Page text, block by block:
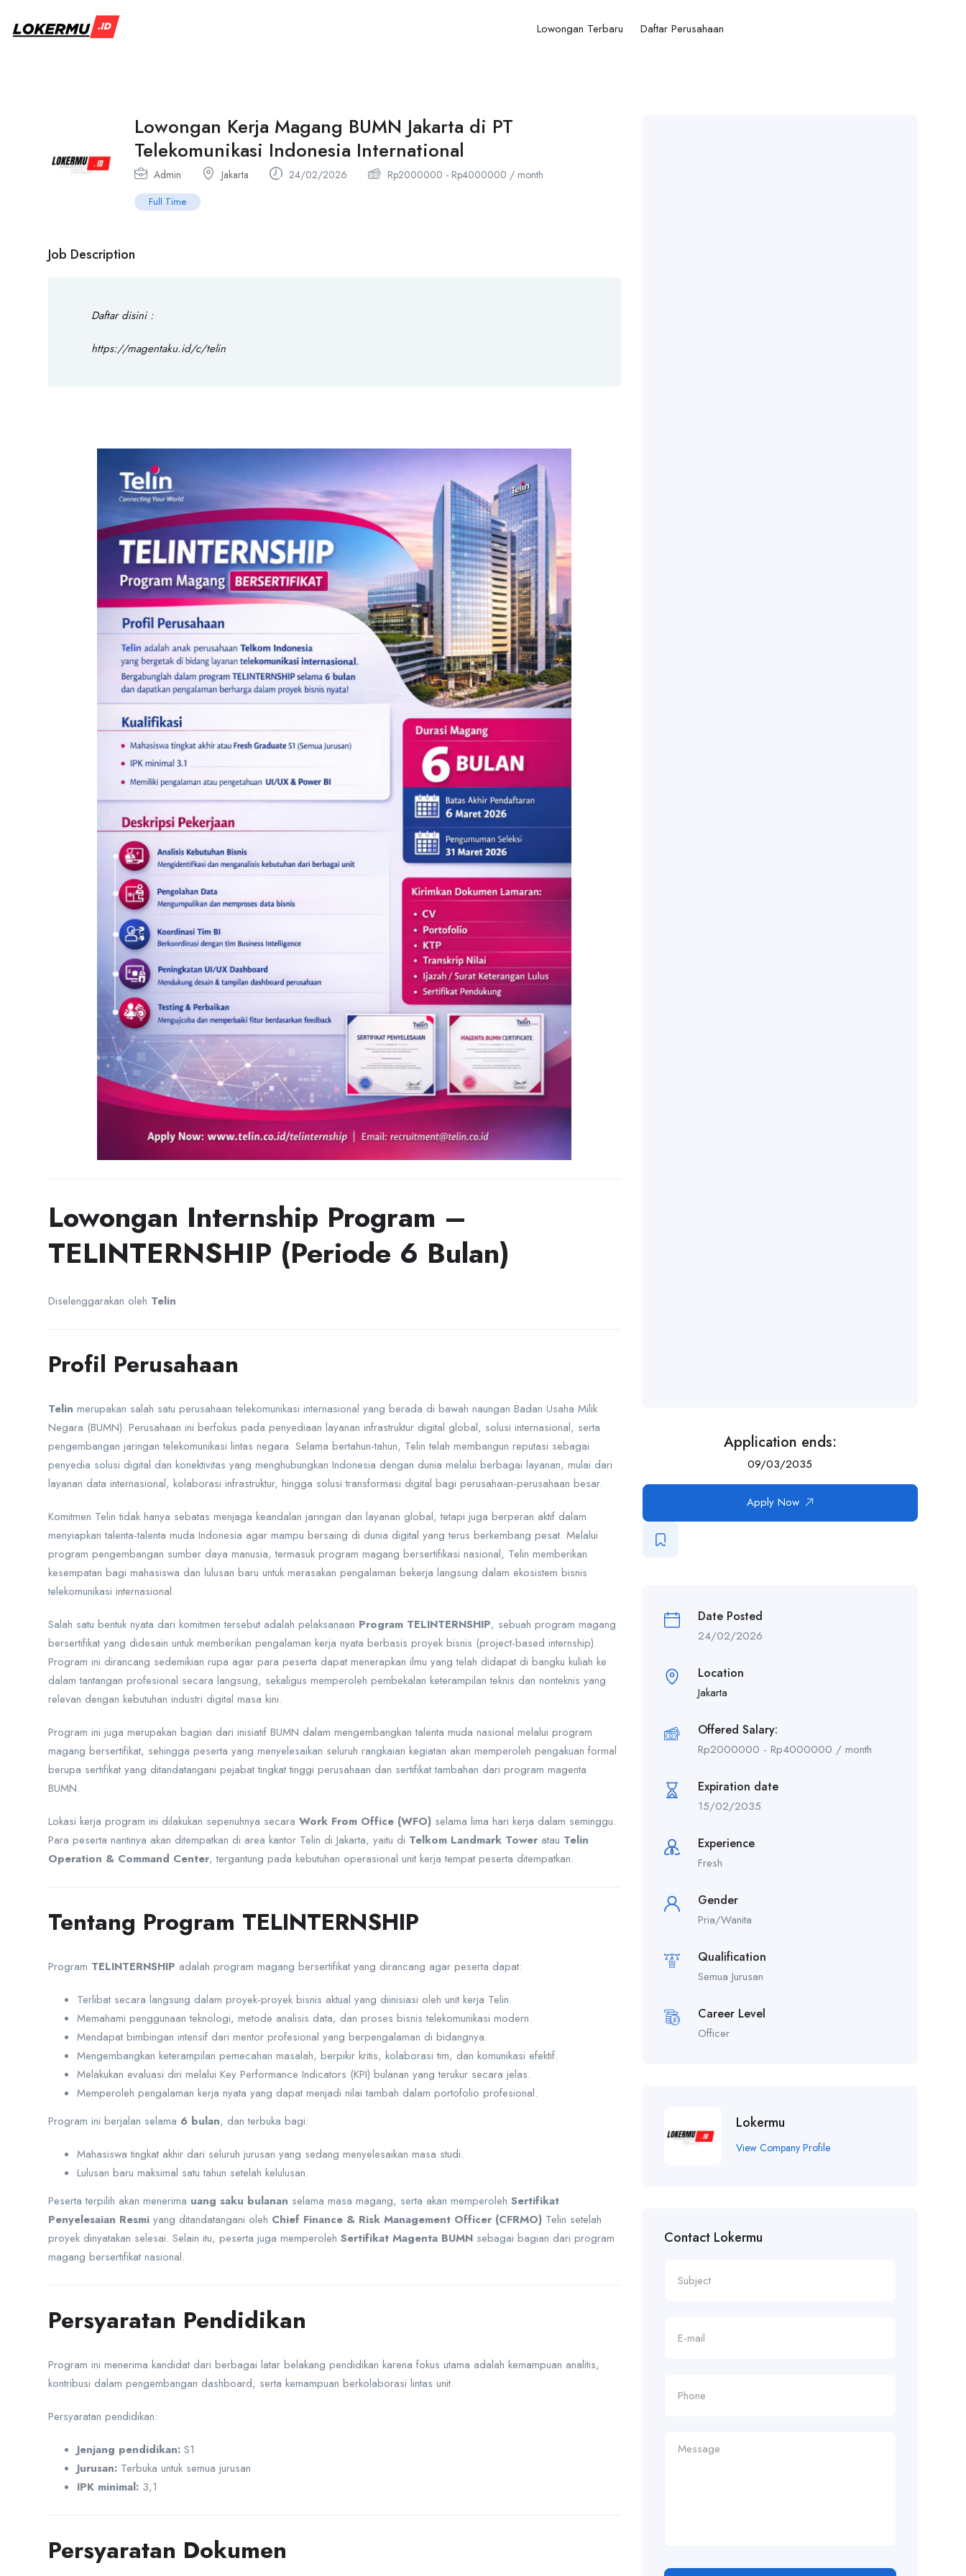
Lowongan Terbaru Daftar Perusahaan
Lowongan Kerja Magang BUMN Jakarta di PT
Telekomunikasi Indonesia International
Admin Jakarta 24/02/2026 Rp2000000 - Rp4000000 / month
Full Time
Job Description
Daftar disini :
https://magentaku.id/c/telin
Lowongan Internship Program –
TELINTERNSHIP (Periode 6 Bulan)
Diselenggarakan oleh Telin
Profil Perusahaan
Telin merupakan salah satu perusahaan telekomunikasi internasional yang berada di bawah naungan Badan Usaha Milik
Negara (BUMN). Perusahaan ini berfokus pada penyediaan layanan infrastruktur digital global, solusi internasional, serta
pengembangan jaringan telekomunikasi lintas negara. Selama bertahun-tahun, Telin telah membangun reputasi sebagai
penyedia solusi digital dan konektivitas yang menghubungkan Indonesia dengan dunia melalui berbagai layanan, mulai dari
layanan data internasional, kolaborasi infrastruktur, hingga solusi transformasi digital bagi perusahaan-perusahaan besar.
Komitmen Telin tidak hanya sebatas menjaga keandalan jaringan dan layanan global, tetapi juga berperan aktif dalam
menyiapkan talenta-talenta muda Indonesia agar mampu bersaing di dunia digital yang terus berkembang pesat. Melalui
program pengembangan sumber daya manusia, termasuk program magang bersertifikasi nasional, Telin memberikan
kesempatan bagi mahasiswa dan lulusan baru untuk merasakan pengalaman bekerja langsung dalam ekosistem bisnis
telekomunikasi internasional.
Salah satu bentuk nyata dari komitmen tersebut adalah pelaksanaan Program TELINTERNSHIP, sebuah program magang
bersertifikat yang didesain untuk memberikan pengalaman kerja nyata berbasis proyek bisnis (project-based internship).
Program ini dirancang sedemikian rupa agar para peserta dapat menerapkan ilmu yang telah didapat di bangku kuliah ke
dalam tantangan profesional secara langsung, sekaligus memperoleh pembekalan keterampilan teknis dan nonteknis yang
relevan dengan kebutuhan industri digital masa kini.
Program ini juga merupakan bagian dari inisiatif BUMN dalam mengembangkan talenta muda nasional melalui program
magang bersertifikat, sehingga peserta yang menyelesaikan seluruh rangkaian kegiatan akan memperoleh pengakuan formal
berupa sertifikat yang ditandatangani pejabat tingkat tinggi perusahaan dan sertifikat tambahan dari program magenta
BUMN.
Lokasi kerja program ini dilakukan sepenuhnya secara Work From Office (WFO) selama lima hari kerja dalam seminggu.
Para peserta nantinya akan ditempatkan di area kantor Telin di Jakarta, yaitu di Telkom Landmark Tower atau Telin
Operation & Command Center, tergantung pada kebutuhan operasional unit kerja tempat peserta ditempatkan.
Tentang Program TELINTERNSHIP
Program TELINTERNSHIP adalah program magang bersertifikat yang dirancang agar peserta dapat:
Terlibat secara langsung dalam proyek-proyek bisnis aktual yang diinisiasi oleh unit kerja Telin.
Memahami penggunaan teknologi, metode analisis data, dan proses bisnis telekomunikasi modern.
Mendapat bimbingan intensif dari mentor profesional yang berpengalaman di bidangnya.
Mengembangkan keterampilan pemecahan masalah, berpikir kritis, kolaborasi tim, dan komunikasi efektif.
Melakukan evaluasi diri melalui Key Performance Indicators (KPI) bulanan yang terukur secara jelas.
Memperoleh pengalaman kerja nyata yang dapat menjadi nilai tambah dalam portofolio profesional.
Program ini berjalan selama 6 bulan, dan terbuka bagi:
Mahasiswa tingkat akhir dari seluruh jurusan yang sedang menyelesaikan masa studi.
Lulusan baru maksimal satu tahun setelah kelulusan.
Peserta terpilih akan menerima uang saku bulanan selama masa magang, serta akan memperoleh Sertifikat
Penyelesaian Resmi yang ditandatangani oleh Chief Finance & Risk Management Officer (CFRMO) Telin setelah
proyek dinyatakan selesai. Selain itu, peserta juga memperoleh Sertifikat Magenta BUMN sebagai bagian dari program
magang bersertifikat nasional.
Persyaratan Pendidikan
Program ini menerima kandidat dari berbagai latar belakang pendidikan karena fokus utama adalah kemampuan analitis,
kontribusi dalam pengembangan dashboard, serta kemampuan berkolaborasi lintas unit.
Persyaratan pendidikan:
Jenjang pendidikan: S1
Jurusan: Terbuka untuk semua jurusan
IPK minimal: 3,1
Persyaratan Dokumen
Application ends:
09/03/2035
Apply Now
Date Posted
24/02/2026
Location
Jakarta
Offered Salary:
Rp2000000 - Rp4000000 / month
Expiration date
15/02/2035
Experience
Fresh
Gender
Pria/Wanita
Qualification
Semua Jurusan
Career Level
Officer
Lokermu
View Company Profile
Contact Lokermu